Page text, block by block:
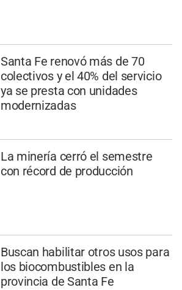
Santa Fe renovó más de 70
colectivos y el 40% del servicio
ya se presta con unidades
modernizadas
La minería cerró el semestre
con récord de producción
Buscan habilitar otros usos para
los biocombustibles en la
provincia de Santa Fe